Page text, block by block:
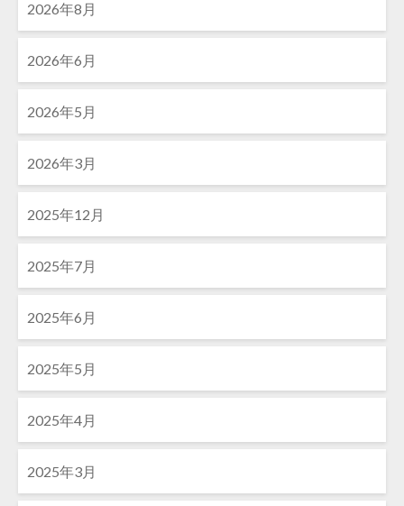
2026年8月
2026年6月
2026年5月
2026年3月
2025年12月
2025年7月
2025年6月
2025年5月
2025年4月
2025年3月